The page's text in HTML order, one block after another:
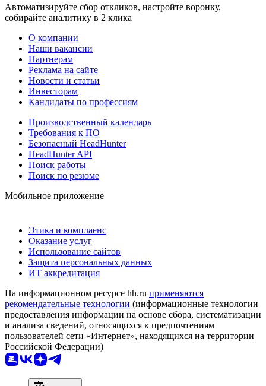
Автоматизируйте сбор откликов, настройте воронку,
собирайте аналитику в 2 клика
О компании
Наши вакансии
Партнерам
Реклама на сайте
Новости и статьи
Инвесторам
Кандидаты по профессиям
Производственный календарь
Требования к ПО
Безопасный HeadHunter
HeadHunter API
Поиск работы
Поиск по резюме
Мобильное приложение
Этика и комплаенс
Оказание услуг
Использование сайтов
Защита персональных данных
ИТ аккредитация
На информационном ресурсе hh.ru применяются
рекомендательные технологии (информационные технологии
предоставления информации на основе сбора, систематизации
и анализа сведений, относящихся к предпочтениям
пользователей сети «Интернет», находящихся на территории
Российской Федерации)